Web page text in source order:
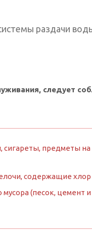
раздачи
следует
предметы
содержащие
(песок, цемент и